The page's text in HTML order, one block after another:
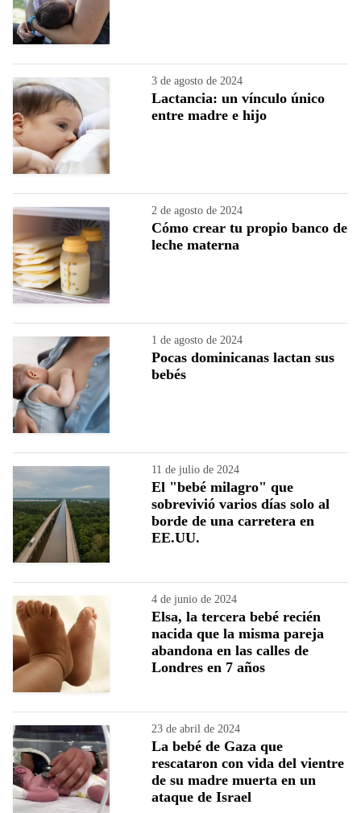
3 de agosto de 2024
Lactancia: un vínculo único
entre madre e hijo
2 de agosto de 2024
Cómo crear tu propio banco de
leche materna
1 de agosto de 2024
Pocas dominicanas lactan sus
bebés
11 de julio de 2024
El "bebé milagro" que
sobrevivió varios días solo al
borde de una carretera en
EE.UU.
4 de junio de 2024
Elsa, la tercera bebé recién
nacida que la misma pareja
abandona en las calles de
Londres en 7 años
23 de abril de 2024
La bebé de Gaza que
rescataron con vida del vientre
de su madre muerta en un
ataque de Israel